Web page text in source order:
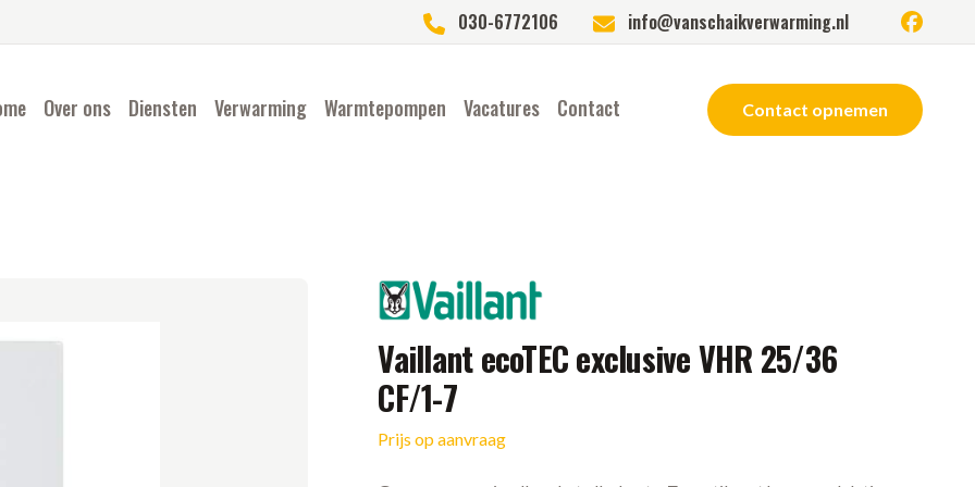
030-6772106 info@vanschaikverwarming.nl facebook
Over ons Diensten Verwarming Warmtepompen Vacatures Contact Contact opnemen
Vaillant ecoTEC exclusive VHR 25/36
CF/1-7
Prijs op aanvraag
Merk